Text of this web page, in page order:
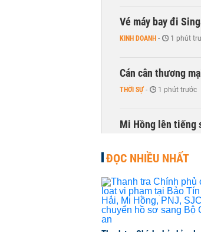
Vé máy bay đi
KINH DOANH - 1 phút
Cán cân thương
THỜI SỰ - 1 phút trước
Mi Hồng lên tiếng
ĐỌC NHIỀU NHẤT